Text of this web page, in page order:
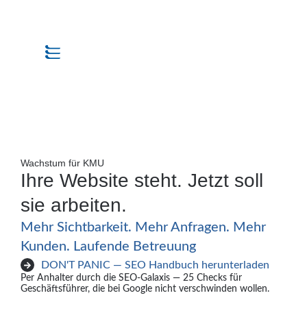
Wachstum für KMU
Ihre Website steht. Jetzt soll
sie arbeiten.
Mehr Sichtbarkeit. Mehr Anfragen. Mehr
Kunden. Laufende Betreuung
DON'T PANIC — SEO Handbuch herunterladen
Per Anhalter durch die SEO-Galaxis — 25 Checks für
Geschäftsführer, die bei Google nicht verschwinden wollen.